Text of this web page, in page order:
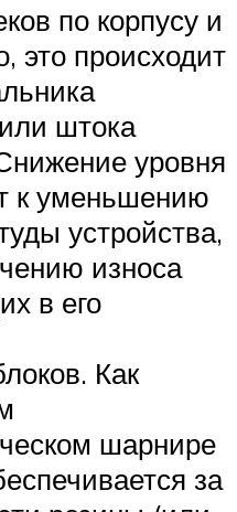
по корпусу и
это происходит
штока
уровня
к уменьшению
устройства,
износа
в его
Как
шарнире
за